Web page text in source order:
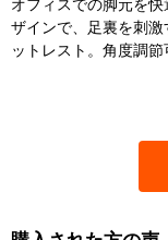
オフィスでの脚元を
ザインで、足裏を刺
ットレスト。角度調節